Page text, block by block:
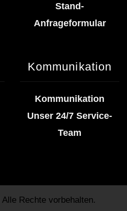
Stand-
Anfrageformular
Kommunikation
Kommunikation
Unser 24/7 Service-
Team
Alle Rechte vorbehalten.